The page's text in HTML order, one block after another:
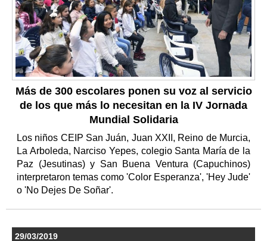
Más de 300 escolares ponen su voz al servicio
de los que más lo necesitan en la IV Jornada
Mundial Solidaria
Los niños CEIP San Juán, Juan XXII, Reino de Murcia,
La Arboleda, Narciso Yepes, colegio Santa María de la
Paz (Jesutinas) y San Buena Ventura (Capuchinos)
interpretaron temas como 'Color Esperanza', 'Hey Jude'
o 'No Dejes De Soñar'.
29/03/2019